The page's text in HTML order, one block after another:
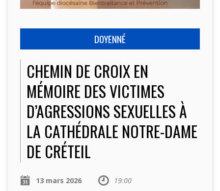
DOYENNÉ
CHEMIN DE CROIX EN
MÉMOIRE DES VICTIMES
D’AGRESSIONS SEXUELLES À
LA CATHÉDRALE NOTRE-DAME
DE CRÉTEIL
13 mars 2026 19:00